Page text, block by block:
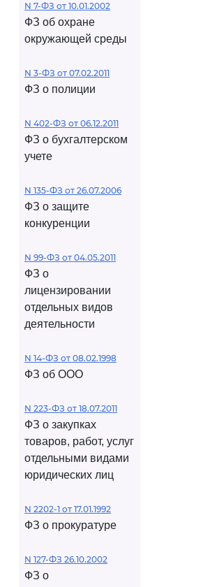
N 7-ФЗ от 10.01.2002
ФЗ об охране
окружающей среды
N 3-ФЗ от 07.02.2011
ФЗ о полиции
N 402-ФЗ от 06.12.2011
ФЗ о бухгалтерском
учете
N 135-ФЗ от 26.07.2006
ФЗ о защите
конкуренции
N 99-ФЗ от 04.05.2011
ФЗ о
лицензировании
отдельных видов
деятельности
N 14-ФЗ от 08.02.1998
ФЗ об ООО
N 223-ФЗ от 18.07.2011
ФЗ о закупках
товаров, работ, услуг
отдельными видами
юридических лиц
N 2202-1 от 17.01.1992
ФЗ о прокуратуре
N 127-ФЗ 26.10.2002
ФЗ о